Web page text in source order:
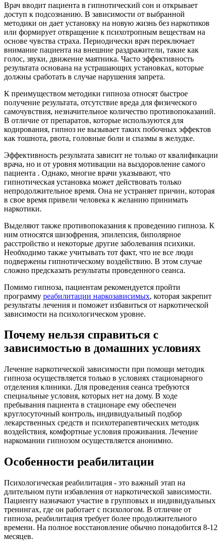
Врач вводит пациента в гипнотический сон и открывает
доступ к подсознанию. В зависимости от выбранной
методики он дает установку на новую жизнь без наркотиков
или формирует отвращение к психотропным веществам на
основе чувства страха. Периодически врач переключает
внимание пациента на внешние раздражители, такие как
голос, звуки, движение маятника. Часто эффективность
результата основана на устрашающих установках, которые
должны сработать в случае нарушения запрета.
К преимуществом методики гипноза относят быстрое
получение результата, отсутствие вреда для физического
самочувствия, незначительное количество противопоказаний.
В отличие от препаратов, которые используются для
кодирования, гипноз не вызывает таких побочных эффектов
как тошнота, рвота, головные боли и спазмы в желудке.
Эффективность результата зависит не только от квалификации
врача, но и от уровня мотивации на выздоровление самого
пациента . Однако, многие врачи указывают, что
гипнотическая установка может действовать только
непродолжительное время. Она не устраняет причин, которая
в свое время привели человека к желанию принимать
наркотики.
Выделяют также противопоказания к проведению гипноза. К
ним относятся шизофрения, эпилепсия, биполярное
расстройство и некоторые другие заболевания психики.
Необходимо также учитывать тот факт, что не все люди
подвержены гипнотическому воздействию. В этом случае
сложно предсказать результаты проведенного сеанса.
Помимо гипноза, пациентам рекомендуется пройти
программу реабилитации наркозависимых, которая закрепит
результаты лечения и поможет избавиться от наркотической
зависимости на психологическом уровне.
Почему нельзя справиться с
зависимостью в домашних условиях
Лечение наркотической зависимости при помощи методик
гипноза осуществляется только в условиях стационарного
отделения клиники. Для проведения сеанса требуются
специальные условия, которых нет на дому. В ходе
пребывания пациента в стационаре ему обеспечен
круглосуточный контроль, индивидуальный подбор
лекарственных средств и психотерапевтических методик
воздействия, комфортные условия проживания. Лечение
наркомании гипнозом осуществляется анонимно.
Особенности реабилитации
Психологическая реабилитация - это важный этап на
длительном пути избавления от наркотической зависимости.
Пациенту назначают участие в групповых и индивидуальных
тренингах, где он работает с психологом. В отличие от
гипноза, реабилитация требует более продолжительного
времени. На полное восстановление обычно понадобится 8-12
месяцев.